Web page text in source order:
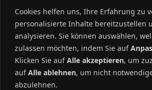
Cookies helfen uns, Ihre Erfahrung zu
personalisierte Inhalte bereitzustellen
analysieren. Sie können auswählen,
zulassen möchten, indem Sie auf
Klicken Sie aufAlle akzeptieren, um
aufAlle ablehnen, um nicht
abzulehnen.
Anmeldung Konfi-Rüstzeit 2026
Kirchenvorstandswahl 2026
Die Kandidaten für den neuen
Vorgestellt: Erik Drechsel